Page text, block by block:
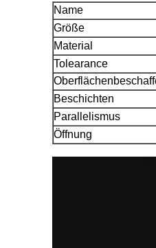
Name
Größe
Material
Tolearance
Beschichten
Parallelismus
Öffnung